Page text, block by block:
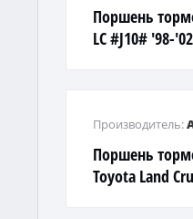
Поршень
LC #J10# '98-'02
Поршень
Toyota Land
Производитель: